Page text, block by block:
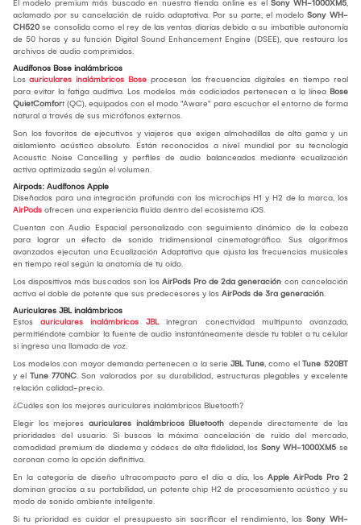
El modelo premium más buscado en nuestra tienda online es el Sony WH-1000XM5,
aclamado por su cancelación de ruido adaptativa. Por su parte, el modelo Sony WH-
CH520 se consolida como el rey de las ventas diarias debido a su imbatible autonomía
de 50 horas y su función Digital Sound Enhancement Engine (DSEE), que restaura los
archivos de audio comprimidos.
Audífonos Bose inalámbricos
Los auriculares inalámbricos Bose procesan las frecuencias digitales en tiempo real
para evitar la fatiga auditiva. Los modelos más codiciados pertenecen a la línea Bose
QuietComfort (QC), equipados con el modo "Aware" para escuchar el entorno de forma
natural a través de sus micrófonos externos.
Son los favoritos de ejecutivos y viajeros que exigen almohadillas de alta gama y un
aislamiento acústico absoluto. Están reconocidos a nivel mundial por su tecnología
Acoustic Noise Cancelling y perfiles de audio balanceados mediante ecualización
activa optimizada según el volumen.
Airpods: Audífonos Apple
Diseñados para una integración profunda con los microchips H1 y H2 de la marca, los
AirPods ofrecen una experiencia fluida dentro del ecosistema iOS.
Cuentan con Audio Espacial personalizado con seguimiento dinámico de la cabeza
para lograr un efecto de sonido tridimensional cinematográfico. Sus algoritmos
avanzados ejecutan una Ecualización Adaptativa que ajusta las frecuencias musicales
en tiempo real según la anatomía de tu oído.
Los dispositivos más buscados son los AirPods Pro de 2da generación con cancelación
activa el doble de potente que sus predecesores y los AirPods de 3ra generación.
Auriculares JBL inalámbricos
Estos auriculares inalámbricos JBLintegran conectividad multipunto avanzada,
permitiéndote cambiar la fuente de audio instantáneamente desde tu tablet a tu celular
si ingresa una llamada de voz.
Los modelos con mayor demanda pertenecen a la serie JBL Tune, como el Tune 520BT
y el Tune 770NC. Son valorados por su durabilidad, estructuras plegables y excelente
relación calidad-precio.
¿Cuáles son los mejores auriculares inalámbricos Bluetooth?
Elegir los mejores auriculares inalámbricos Bluetooth depende directamente de las
prioridades del usuario. Si buscas la máxima cancelación de ruido del mercado,
comodidad premium de diadema y códecs de alta fidelidad, los Sony WH-1000XM5 se
coronan como la opción definitiva.
En la categoría de diseño ultracompacto para el día a día, los Apple AirPods Pro 2
dominan gracias a su portabilidad, un potente chip H2 de procesamiento acústico y su
modo de sonido ambiente inteligente.
Si tu prioridad es cuidar el presupuesto sin sacrificar el rendimiento, los Sony WH-